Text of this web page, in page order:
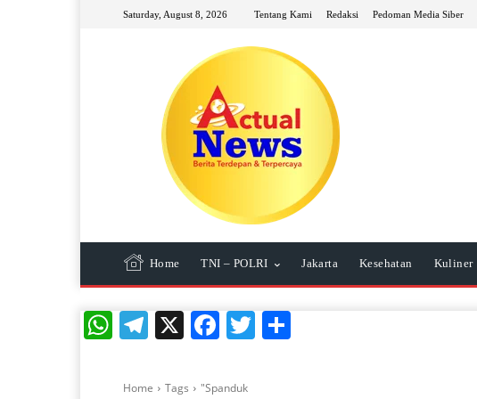
Saturday, August 8, 2026 Tentang Kami Redaksi Pedoman Media Siber
Home TNI – POLRI Jakarta Kesehatan Kuliner
WhatsApp
Telegram
X Facebook
Twitter
Home Tags "Spanduk